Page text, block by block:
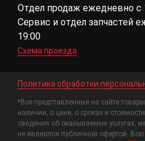
Отдел продаж ежедневно с
Сервис и отдел запчастей
19:00
Схема проезда
Политика обработки
*Все представленные на сайте
наличии, о цене, о сроках и
сведения об оказываемых услугах,
не являются публичной офертой.